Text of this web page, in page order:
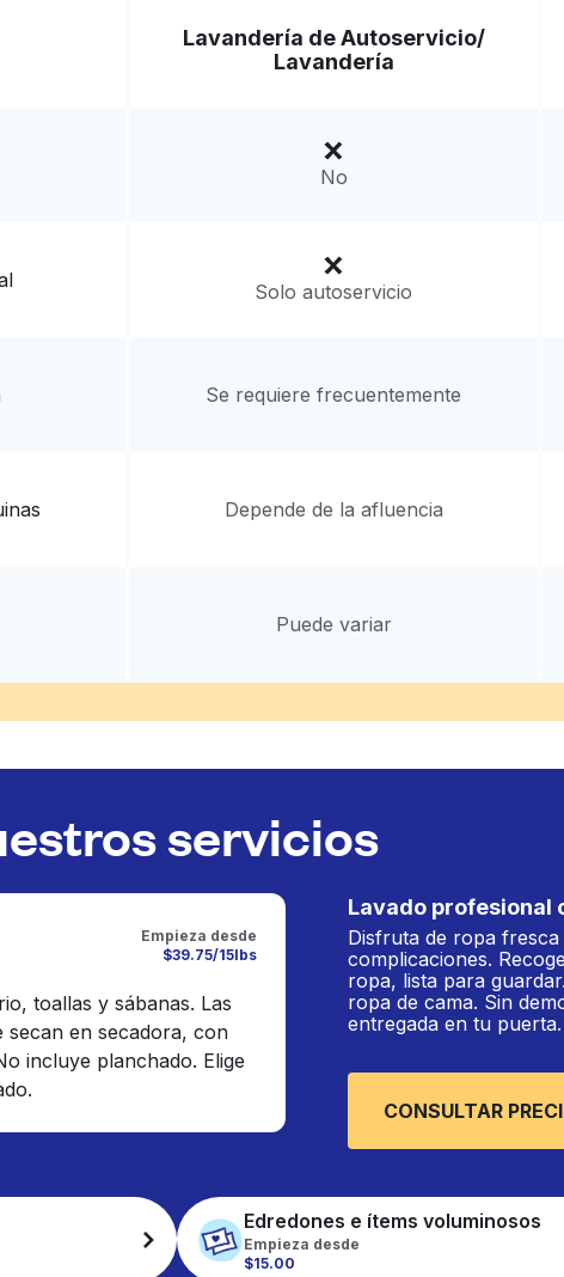
Lavandería de Autoservicio/
Lavandería
No
Solo autoservicio
Se requiere frecuentemente
Depende de la afluencia
Puede variar
servicios
Empieza desde
$39.75/15lbs
toallas y sábanas. Las
secan en secadora, con
incluye planchado. Elige
Lavado profesional
Disfruta de ropa
complicaciones.
ropa, lista para
ropa de cama. Sin
entregada en tu puerta.
CONSULTAR
Edredones e ítems voluminosos
Empieza desde
$15.00